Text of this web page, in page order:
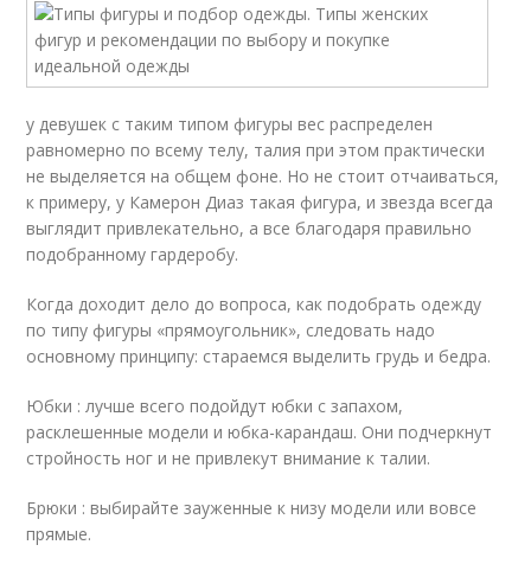
у девушек с таким типом фигуры вес распределен
равномерно по всему телу, талия при этом практически
не выделяется на общем фоне. Но не стоит отчаиваться,
к примеру, у Камерон Диаз такая фигура, и звезда всегда
выглядит привлекательно, а все благодаря правильно
подобранному гардеробу.
Когда доходит дело до вопроса, как подобрать одежду
по типу фигуры «прямоугольник», следовать надо
основному принципу: стараемся выделить грудь и бедра.
Юбки : лучше всего подойдут юбки с запахом,
расклешенные модели и юбка-карандаш. Они подчеркнут
стройность ног и не привлекут внимание к талии.
Брюки : выбирайте зауженные к низу модели или вовсе
прямые.